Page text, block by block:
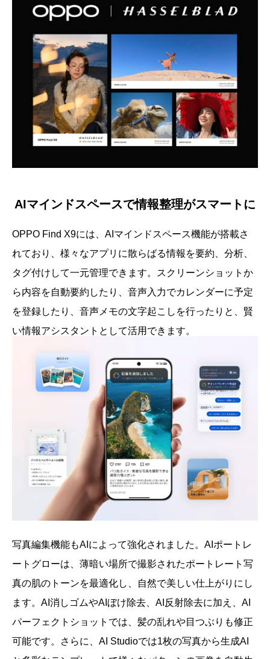
AIマインドスペースで情報整理がスマートに
OPPO Find X9には、AIマインドスペース機能が搭載さ
れており、様々なアプリに散らばる情報を要約、分析、
タグ付けして一元管理できます。スクリーンショットか
ら内容を自動要約したり、音声入力でカレンダーに予定
を登録したり、音声メモの文字起こしを行ったりと、賢
い情報アシスタントとして活用できます。
写真編集機能もAIによって強化されました。AIポートレ
ートグローは、薄暗い場所で撮影されたポートレート写
真の肌のトーンを最適化し、自然で美しい仕上がりにし
ます。AI消しゴムやAIぼけ除去、AI反射除去に加え、AI
パーフェクトショットでは、髪の乱れや目つぶりも修正
可能です。さらに、AI Studioでは1枚の写真から生成AI